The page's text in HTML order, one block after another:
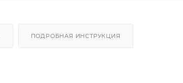
ПОДРОБНАЯ ИНСТРУКЦИЯ